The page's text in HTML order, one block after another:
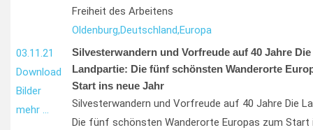
Freiheit des Arbeitens
Oldenburg,Deutschland,Europa
03.11.21
Download
Bilder
mehr …
Silvesterwandern und Vorfreude auf 40 Jahre Die
Landpartie: Die fünf schönsten Wanderorte
Start ins neue Jahr
Silvesterwandern und Vorfreude auf 40 Jahre Die
Die fünf schönsten Wanderorte Europas zum Start